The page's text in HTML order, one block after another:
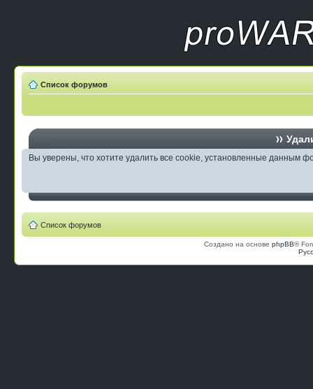
Список форумов
Вы уверены, что хотите удалить все cookie, установленные данным
Список форумов
Создано на основе phpBB®